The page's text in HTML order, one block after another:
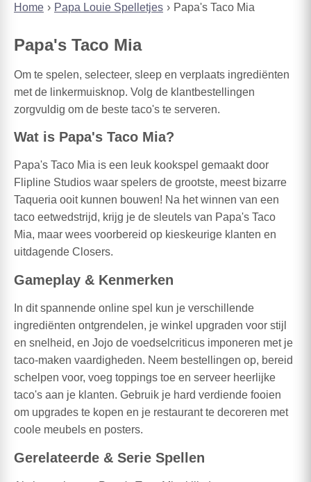
Home Papa Louie Spelletjes Papa's Taco Mia
Papa's Taco Mia
Om te spelen, selecteer, sleep en verplaats ingrediënten
met de linkermuisknop. Volg de klantbestellingen
zorgvuldig om de beste taco's te serveren.
Wat is Papa's Taco Mia?
Papa's Taco Mia is een leuk kookspel gemaakt door
Flipline Studios waar spelers de grootste, meest bizarre
Taqueria ooit kunnen bouwen! Na het winnen van een
taco eetwedstrijd, krijg je de sleutels van Papa's Taco
Mia, maar wees voorbereid op kieskeurige klanten en
uitdagende Closers.
Gameplay & Kenmerken
In dit spannende online spel kun je verschillende
ingrediënten ontgrendelen, je winkel upgraden voor stijl
en snelheid, en Jojo de voedselcriticus imponeren met je
taco-maken vaardigheden. Neem bestellingen op, bereid
schelpen voor, voeg toppings toe en serveer heerlijke
taco's aan je klanten. Gebruik je hard verdiende fooien
om upgrades te kopen en je restaurant te decoreren met
coole meubels en posters.
Gerelateerde & Serie Spellen